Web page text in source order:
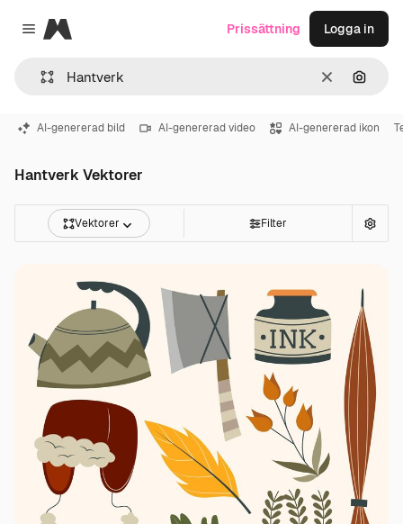
Close menu
Magnific
RensaSök
Prissättning Logga in
AI-genererad bild AI-genererad video AI-genererad ikon
Hantverk Vektorer
Vektorer Filter